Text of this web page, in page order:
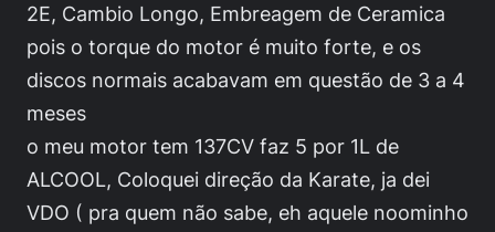
2E, Cambio Longo, Embreagem de Ceramica
pois o torque do motor é muito forte, e os
discos normais acabavam em questão de 3 a 4
meses
o meu motor tem 137CV faz 5 por 1L de
ALCOOL, Coloquei direção da Karate, ja dei
VDO ( pra quem não sabe, eh aquele noominho